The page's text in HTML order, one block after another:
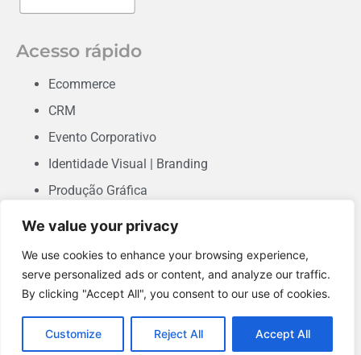
We value your privacy
We use cookies to enhance your browsing experience,
serve personalized ads or content, and analyze our traffic.
By clicking "Accept All", you consent to our use of cookies.
Customize Reject All Accept All
Acesso rápido
Ecommerce
CRM
Evento Corporativo
Identidade Visual | Branding
Produção Gráfica
Consultoria em Marketing
Performance
Conteúdo Orgânico
©2022 Ange360 - Marketing Digital - Todos os direitos reservados